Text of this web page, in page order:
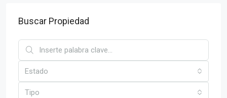
Buscar Propiedad
Estado
Tipo